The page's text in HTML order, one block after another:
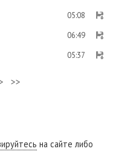
05:08
06:49
05:37
>>
на сайте либо